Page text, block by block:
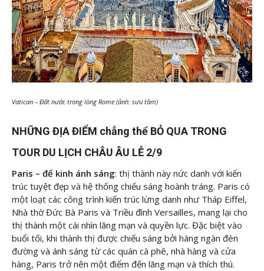
Vatican – Đất nước trong lòng Rome (ảnh: sưu tầm)
NHỮNG ĐỊA ĐIỂM chẳng thể BỎ QUA TRONG
TOUR DU LỊCH CHÂU ÂU LỄ 2/9
Paris – đế kinh ánh sáng: thị thành này nức danh với kiến ​​
trúc tuyệt đẹp và hệ thống chiếu sáng hoành tráng. Paris có
một loạt các công trình kiến ​​trúc lừng danh như Tháp Eiffel,
Nhà thờ Đức Bà Paris và Triều đình Versailles, mang lại cho
thị thành một cái nhìn lãng mạn và quyền lực. Đặc biệt vào
buổi tối, khi thành thị được chiếu sáng bởi hàng ngàn đèn
đường và ánh sáng từ các quán cà phê, nhà hàng và cửa
hàng, Paris trở nên một điểm đến lãng mạn và thích thú.